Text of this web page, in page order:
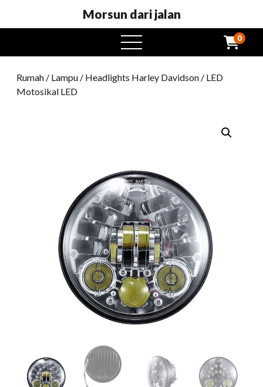
Morsun dari jalan
Buka
menu
0
Rumah / Lampu / Headlights Harley Davidson / LED
Motosikal LED